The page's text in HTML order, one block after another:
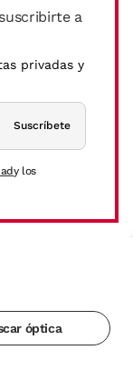
a
privadas y
Suscríbete
y los
óptica